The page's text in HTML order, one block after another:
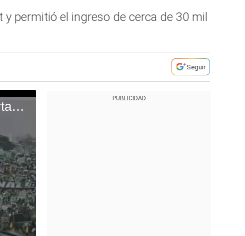
permitió el ingreso de cerca de 30 mil
Seguir
La hinchada de Atlético Nacional en el entrenamiento a puerta abierta en el Atanasio Girardot
PUBLICIDAD